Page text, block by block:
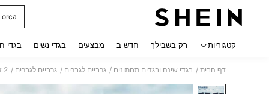
orca
קטגוריות רק בשבילך חדש ב מבצעים בגדי נשים בגדי
דף הבית / בגדי שינה ובגדים תחתונים / גרביים לגברים / גרביים לגברים / 2 זוגות/סט גרביים לגברים עד אמצע השוק עם דוגמת לוטרה מצוירת וחיה חמודה, סתיו